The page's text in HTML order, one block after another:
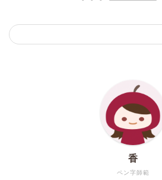
ペン字師範
香